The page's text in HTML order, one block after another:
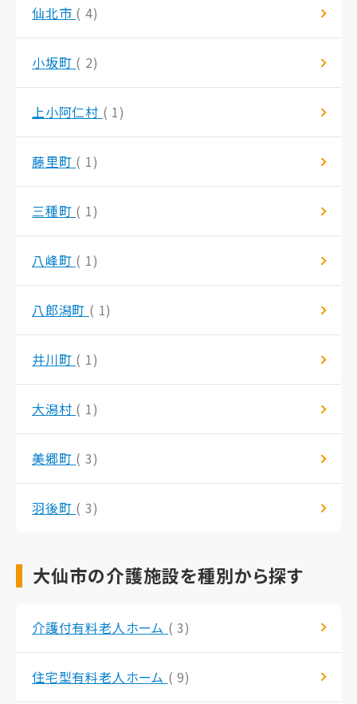
仙北市 ( 4)
小坂町 ( 2)
上小阿仁村 ( 1)
藤里町 ( 1)
三種町 ( 1)
八峰町 ( 1)
八郎潟町 ( 1)
井川町 ( 1)
大潟村 ( 1)
美郷町 ( 3)
羽後町 ( 3)
大仙市の介護施設を種別から探す
介護付有料老人ホーム ( 3)
住宅型有料老人ホーム ( 9)